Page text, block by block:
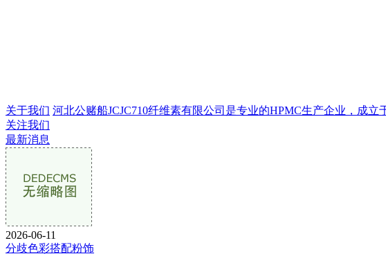
关于我们 河北公赌船JCJC710纤维素有限公司是专业的HPMC生产企业，成立
关注我们
最新消息
2026-06-11
分歧色彩搭配粉饰